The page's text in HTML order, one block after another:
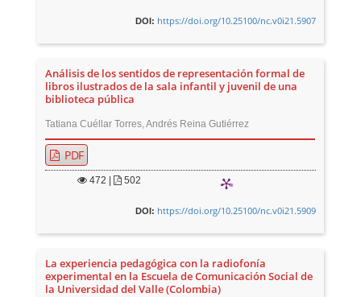
DOI: https://doi.org/10.25100/nc.v0i21.5907
Análisis de los sentidos de representación formal de
libros ilustrados de la sala infantil y juvenil de una
biblioteca pública
Tatiana Cuéllar Torres, Andrés Reina Gutiérrez
PDF
472 | 502
DOI: https://doi.org/10.25100/nc.v0i21.5909
La experiencia pedagógica con la radiofonía
experimental en la Escuela de Comunicación Social de
la Universidad del Valle (Colombia)